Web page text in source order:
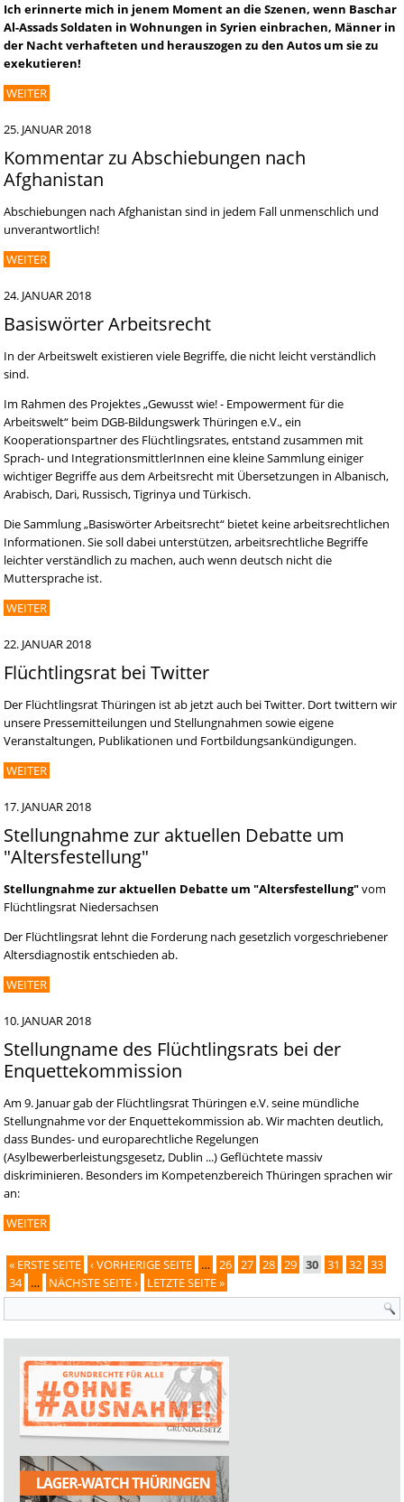
Ich erinnerte mich in jenem Moment an die Szenen, wenn Baschar
Al-Assads Soldaten in Wohnungen in Syrien einbrachen, Männer in
der Nacht verhafteten und herauszogen zu den Autos um sie zu
exekutieren!
WEITER
25. JANUAR 2018
Kommentar zu Abschiebungen nach
Afghanistan
Abschiebungen nach Afghanistan sind in jedem Fall unmenschlich und
unverantwortlich!
WEITER
24. JANUAR 2018
Basiswörter Arbeitsrecht
In der Arbeitswelt existieren viele Begriffe, die nicht leicht verständlich
sind.
Im Rahmen des Projektes „Gewusst wie! - Empowerment für die
Arbeitswelt“ beim DGB-Bildungswerk Thüringen e.V., ein
Kooperationspartner des Flüchtlingsrates, entstand zusammen mit
Sprach- und IntegrationsmittlerInnen eine kleine Sammlung einiger
wichtiger Begriffe aus dem Arbeitsrecht mit Übersetzungen in Albanisch,
Arabisch, Dari, Russisch, Tigrinya und Türkisch.
Die Sammlung „Basiswörter Arbeitsrecht“ bietet keine arbeitsrechtlichen
Informationen. Sie soll dabei unterstützen, arbeitsrechtliche Begriffe
leichter verständlich zu machen, auch wenn deutsch nicht die
Muttersprache ist.
WEITER
22. JANUAR 2018
Flüchtlingsrat bei Twitter
Der Flüchtlingsrat Thüringen ist ab jetzt auch bei Twitter. Dort twittern wir
unsere Pressemitteilungen und Stellungnahmen sowie eigene
Veranstaltungen, Publikationen und Fortbildungsankündigungen.
WEITER
17. JANUAR 2018
Stellungnahme zur aktuellen Debatte um
"Altersfestellung"
Stellungnahme zur aktuellen Debatte um "Altersfestellung"vom
Flüchtlingsrat Niedersachsen
Der Flüchtlingsrat lehnt die Forderung nach gesetzlich vorgeschriebener
Altersdiagnostik entschieden ab.
WEITER
10. JANUAR 2018
Stellungname des Flüchtlingsrats bei der
Enquettekommission
Am 9. Januar gab der Flüchtlingsrat Thüringen e.V. seine mündliche
Stellungnahme vor der Enquettekommission ab. Wir machten deutlich,
dass Bundes- und europarechtliche Regelungen
(Asylbewerberleistungsgesetz, Dublin ...) Geflüchtete massiv
diskriminieren. Besonders im Kompetenzbereich Thüringen sprachen wir
an:
WEITER
Seiten
« ERSTE SEITE ‹ VORHERIGE SEITE … 26 27 28 29 30 31 32 33
34 … NÄCHSTE SEITE › LETZTE SEITE »
Suchformular